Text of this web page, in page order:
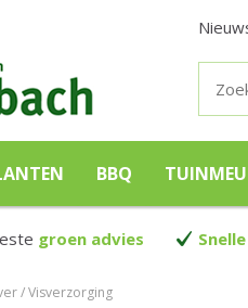
Visverzorging
BBQ
groen advies